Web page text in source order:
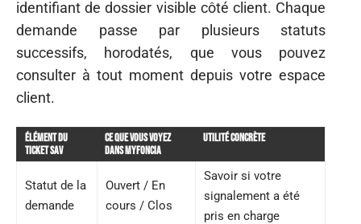
identifiant de dossier visible côté client. Chaque
demande passe par plusieurs statuts
successifs, horodatés, que vous pouvez
consulter à tout moment depuis votre espace
client.
Élément du
ticket SAV
Ce que vous voyez
dans MyFoncia
Utilité concrète
Statut de la
demande
Ouvert / En
cours / Clos
Savoir si votre
signalement a été
pris en charge